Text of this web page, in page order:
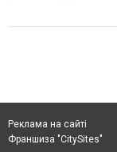
Реклама на сайті
Франшиза "CitySites"